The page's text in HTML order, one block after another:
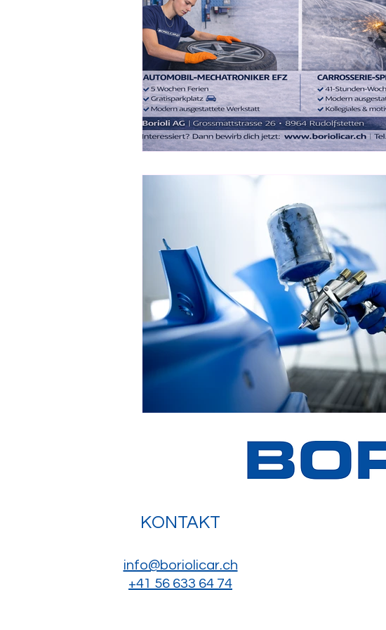
KONTAKT
info@boriolicar.ch
+41 56 633 64 74